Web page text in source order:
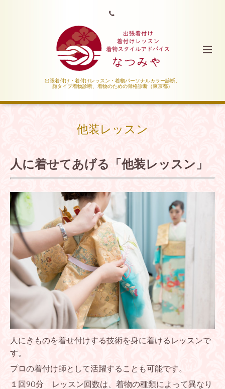
出張着付け・着付けレッスン・着物パーソナルカラー診断、
顔タイプ着物診断、着物のための骨格診断（東京都）
他装レッスン
人に着せてあげる「他装レッスン」
人にきものを着せ付けする技術を身に着けるレッスンで
す。
プロの着付け師として活躍することも可能です。
１回90分 レッスン回数は、着物の種類によって異なり